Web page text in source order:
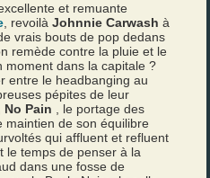
et remuante
, revoilàJohnnie Carwash à
vrais bouts de pop dedans
remède contre la pluie et le
moment dans la capitale ?
entre le headbanging au
pépites de leur
No Pain , le portage des
maintien de son équilibre
qui affluent et refluent
le temps de penser à la
dans une fosse de